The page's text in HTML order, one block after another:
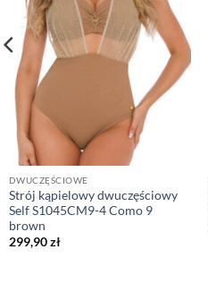
DWUCZĘŚCIOWE
Strój kąpielowy dwuczęściowy
Self S1045CM9-4 Como 9
brown
299,90zł